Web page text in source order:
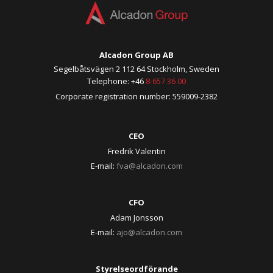
Alcadon Group AB
Segelbåtsvägen 2 112 64 Stockholm, Sweden
Telephone: +46 8-657 36 00
Corporate registration number: 559009-2382
CEO
Fredrik Valentin
E-mail: fva@alcadon.com
CFO
Adam Jonsson
E-mail: ajo@alcadon.com
Styrelseordförande